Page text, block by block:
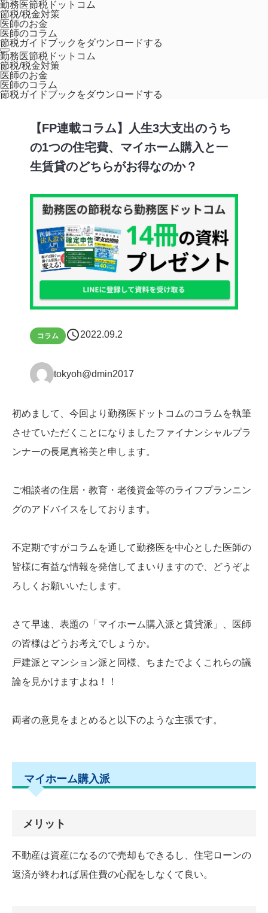
勤務医節税ドットコム
節税/税金対策
医師のお金
医師のコラム
節税ガイドブックをダウンロードする
勤務医節税ドットコム
節税/税金対策
医師のお金
医師のコラム
節税ガイドブックをダウンロードする
ホーム コラム
【FP連載コラム】人生3大支出のうちの1つの住宅費、
マイホーム購入と一生賃貸のどちらがお得なのか？
FP連載
【FP連載コラム】人生3大支出のうち
の1つの住宅費、マイホーム購入と一
生賃貸のどちらがお得なのか？
コラム schedule2022.09.2
tokyoh@dmin2017
初めまして、今回より勤務医ドットコムのコラムを執筆
させていただくことになりましたファイナンシャルプラ
ンナーの長尾真裕美と申します。
ご相談者の住居・教育・老後資金等のライフプランニン
グのアドバイスをしております。
不定期ですがコラムを通して勤務医を中心とした医師の
皆様に有益な情報を発信してまいりますので、どうぞよ
ろしくお願いいたします。
さて早速、表題の「マイホーム購入派と賃貸派」、医師
の皆様はどうお考えでしょうか。
戸建派とマンション派と同様、ちまたでよくこれらの議
論を見かけますよね！！
両者の意見をまとめると以下のような主張です。
マイホーム購入派
メリット
不動産は資産になるので売却もできるし、住宅ローンの
返済が終われば居住費の心配をしなくて良い。